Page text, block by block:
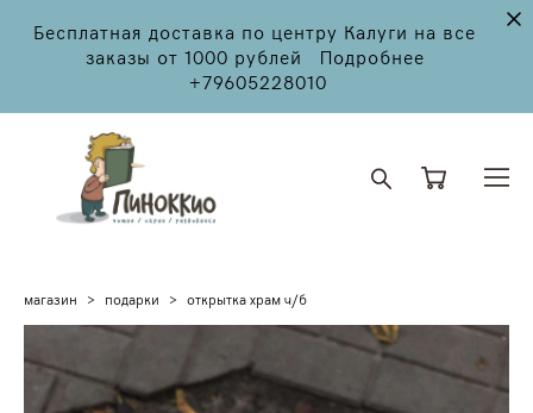
Бесплатная доставка по центру Калуги на все
заказы от 1000 рублей Подробнее
+79605228010
магазин > подарки > открытка храм ч/б